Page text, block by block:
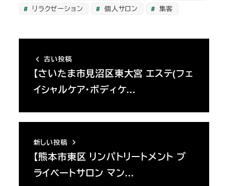
リラクゼーション
個人サロン 集客
古い投稿
【さいたま市見沼区東大宮 エステ(フェ
イシャルケア・ボディケ…
新しい投稿
【熊本市東区 リンパトリートメント プ
ライベートサロン マン…